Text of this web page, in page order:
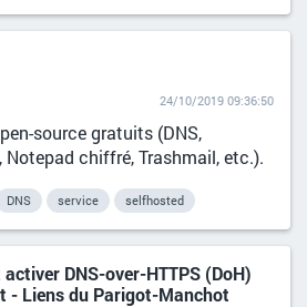
24/10/2019 09:36:50
source gratuits (DNS,
chiffré, Trashmail, etc.).
DNS service selfhosted
DNS-over-HTTPS (DoH)
- Liens du Parigot-Manchot